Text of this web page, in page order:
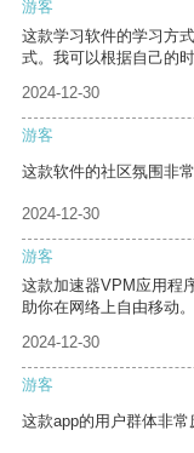
游客
这款学习软件的学习方
式。我可以根据自己的
2024-12-30
游客
这款软件的社区氛围非
2024-12-30
游客
这款加速器VPM应用程
助你在网络上自由移动。
2024-12-30
游客
这款app的用户群体非常